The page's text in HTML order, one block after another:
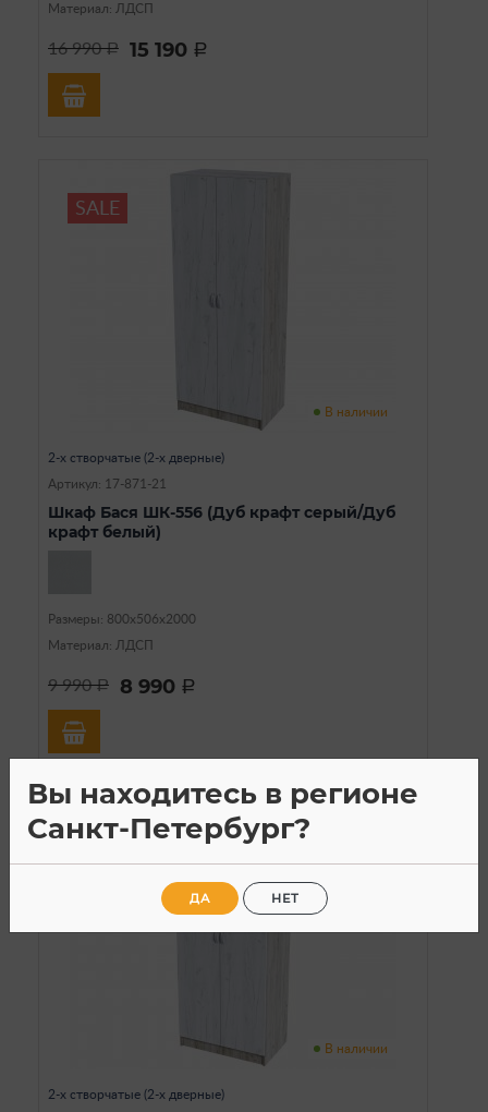
Материал: ЛДСП
16 990a 15 190 a
SALE
В наличии
2-х створчатые (2-х дверные)
Артикул: 17-871-21
Шкаф Бася ШК-556 (Дуб крафт серый/Дуб
крафт белый)
Размеры: 800х506х2000
Материал: ЛДСП
9 990a 8 990 a
В наличии
2-х створчатые (2-х дверные)
Вы находитесь в регионе
Санкт-Петербург?
ДА НЕТ